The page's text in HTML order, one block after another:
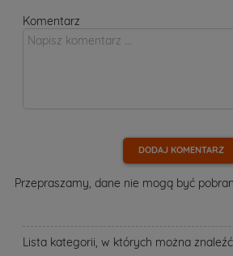
Komentarz
DODAJ KOMENTARZ
Przepraszamy, dane nie mogą być
Lista kategorii, w których można